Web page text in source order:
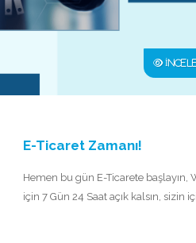
E-Ticaret Zamanı!
Hemen bu gün E-Ticarete başlayın,
için 7 Gün 24 Saat açık kalsın, sizin